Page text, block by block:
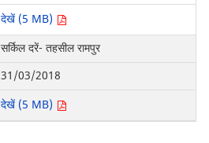
देखें (5 MB)
सर्किल दरें- तहसील रामपुर
31/03/2018
देखें (5 MB)